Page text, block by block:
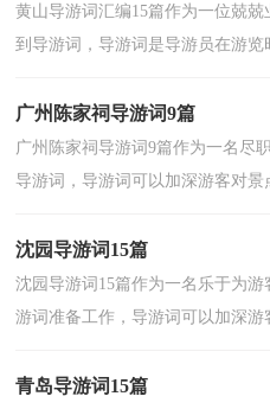
黄山导游词汇编15篇作为一位兢
到导游词，导游词是导游员在游
广州陈家祠导游词9篇
广州陈家祠导游词9篇作为一名尽
导游词，导游词可以加深游客对
沈园导游词15篇
沈园导游词15篇作为一名乐于为
游词准备工作，导游词可以加深
青岛导游词15篇